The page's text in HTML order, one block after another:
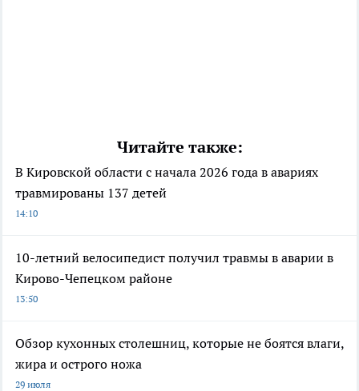
Читайте также:
В Кировской области с начала 2026 года в авариях
травмированы 137 детей
14:10
10-летний велосипедист получил травмы в аварии в
Кирово-Чепецком районе
13:50
Обзор кухонных столешниц, которые не боятся влаги,
жира и острого ножа
29 июля